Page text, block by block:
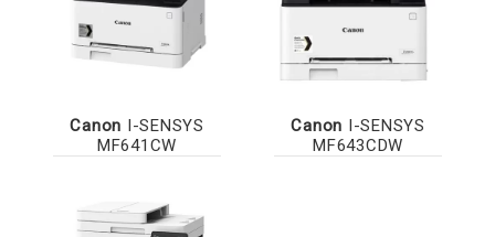
Canon I-SENSYS
MF641CW
Canon I-SENSYS
MF643CDW